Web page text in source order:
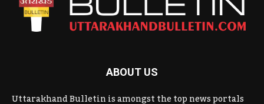
ABOUT US
Uttarakhand Bulletin is amongst the top news portals